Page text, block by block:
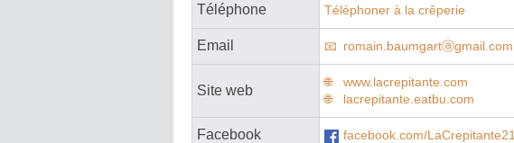
Téléphone Téléphoner à la crêperie
Email romain.baumgartⓐgmail.com
Site web
www.lacrepitante.com
lacrepitante.eatbu.com
Facebook facebook.com/LaCrepitante21